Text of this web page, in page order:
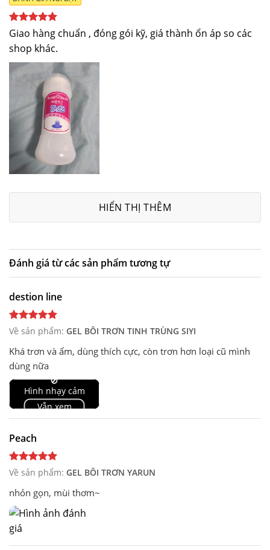
Được xếp
sao
Giao hàng chuẩn , đóng gói kỹ, giá thành ổn áp so các
shop khác.
HIỂN THỊ THÊM
Đánh giá từ các sản phẩm tương tự
destion line
Về sản phẩm: GEL BÔI TRƠN TINH TRÙNG SIYI
Khá trơn và ẩm, dùng thích cực, còn trơn hơn loại cũ mình
dùng nữa
🚫
Hình nhạy cảm
Vẫn xem
Peach
Về sản phẩm: GEL BÔI TRƠN YARUN
nhỏn gọn, mùi thơm~